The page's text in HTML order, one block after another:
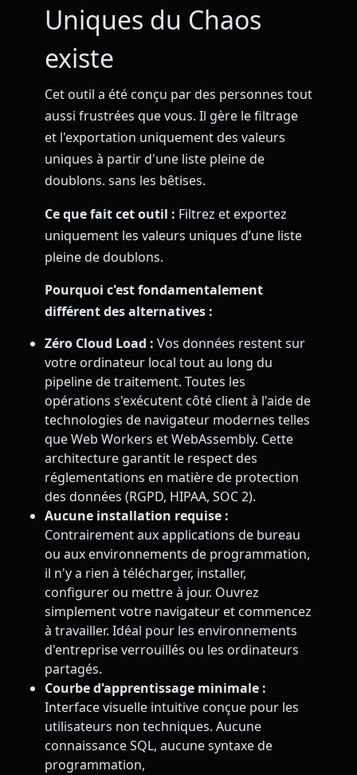
Uniques du Chaos
existe
Cet outil a été conçu par des personnes tout
aussi frustrées que vous. Il gère le filtrage
et l'exportation uniquement des valeurs
uniques à partir d'une liste pleine de
doublons. sans les bêtises.
Ce que fait cet outil : Filtrez et exportez
uniquement les valeurs uniques d’une liste
pleine de doublons.
Pourquoi c'est fondamentalement
différent des alternatives :
Zéro Cloud Load : Vos données restent sur
votre ordinateur local tout au long du
pipeline de traitement. Toutes les
opérations s'exécutent côté client à l'aide de
technologies de navigateur modernes telles
que Web Workers et WebAssembly. Cette
architecture garantit le respect des
réglementations en matière de protection
des données (RGPD, HIPAA, SOC 2).
Aucune installation requise :
Contrairement aux applications de bureau
ou aux environnements de programmation,
il n'y a rien à télécharger, installer,
configurer ou mettre à jour. Ouvrez
simplement votre navigateur et commencez
à travailler. Idéal pour les environnements
d'entreprise verrouillés ou les ordinateurs
partagés.
Courbe d'apprentissage minimale :
Interface visuelle intuitive conçue pour les
utilisateurs non techniques. Aucune
connaissance SQL, aucune syntaxe de
programmation,